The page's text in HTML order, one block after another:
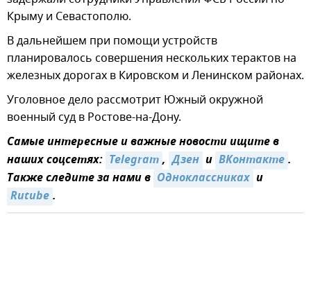
Крыму и Севастополю.
В дальнейшем при помощи устройств
планировалось совершения нескольких терактов на
железных дорогах в Кировском и Ленинском районах.
Уголовное дело рассмотрит Южный окружной
военный суд в Ростове-на-Дону.
Самые интересные и важные новости ищите в
наших соцсетях: Telegram, Дзен и ВКонтакте.
Также следите за нами в Одноклассниках и
Rutube.